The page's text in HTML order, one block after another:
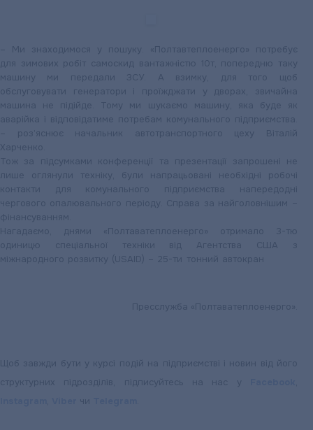
– Ми знаходимося у пошуку. «Полтавтеплоенерго» потребує
для зимових робіт самоскид вантажністю 10т, попередню таку
машину ми передали ЗСУ. А взимку, для того щоб
обслуговувати генератори і проїжджати у дворах, звичайна
машина не підійде. Тому ми шукаємо машину, яка буде як
аварійка і відповідатиме потребам комунального підприємства.
– роз’яснює начальник автотранспортного цеху Віталій
Харченко.
Тож за підсумками конференції та презентації запрошені не
лише оглянули техніку, були напрацьовані необхідні робочі
контакти для комунального підприємства напередодні
чергового опалювального періоду. Справа за найголовнішим –
фінансуванням.
Нагадаємо, днями «Полтаватеплоенерго» отримало 3-тю
одиницю спеціальної техніки від Агентства США з
міжнародного розвитку (USAID) – 25-ти тонний автокран
Пресслужба «Полтаватеплоенерго».
Щоб завжди бути у курсі подій на підприємстві і новин від його
структурних підрозділів, підписуйтесь на нас у
чи